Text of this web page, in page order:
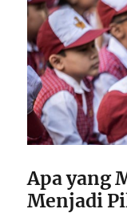
Apa yang
Menjadi